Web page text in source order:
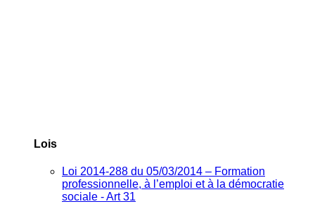
Lois
Loi 2014-288 du 05/03/2014 – Formation
professionnelle, à l’emploi et à la démocratie
sociale - Art 31